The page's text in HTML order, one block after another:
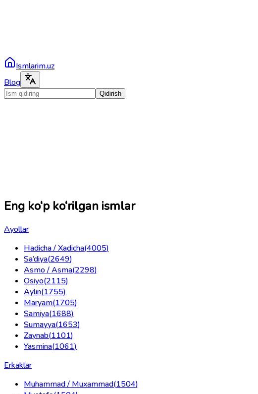
Ismlarim.uz
Blog
Qidirish
Eng ko‘p ko‘rilgan ismlar
Ayollar
Hadicha / Xadicha(4005)
Sa’diya(2649)
Asmo / Asma(2298)
Osiyo(2115)
Aylin(1755)
Maryam(1705)
Samiya(1688)
Sumayya(1653)
Zaynab(1101)
Yasmina(1061)
Erkaklar
Muhammad / Muxammad(1504)